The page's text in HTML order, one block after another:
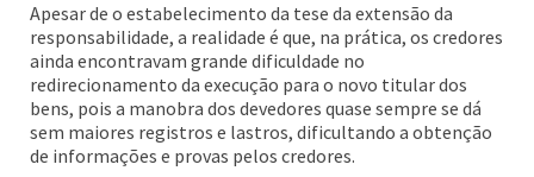
Apesar de o estabelecimento da tese da extensão da
responsabilidade, a realidade é que, na prática, os credores
ainda encontravam grande dificuldade no
redirecionamento da execução para o novo titular dos
bens, pois a manobra dos devedores quase sempre se dá
sem maiores registros e lastros, dificultando a obtenção
de informações e provas pelos credores.